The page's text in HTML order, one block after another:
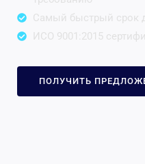
Самый быстрый срок
ИСО 9001:2015
ПОЛУЧИТЬ